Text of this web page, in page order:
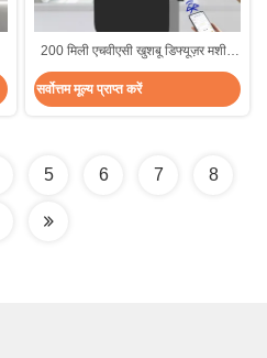
200 मिली एचवीएसी खुशबू डिफ्यूज़र मशीन
इलेक्ट्रोस्टैटिक कमर्शियल अरोमा एयर
डिफ्यूज़र
सर्वोत्तम मूल्य प्राप्त करें
5 6 7 8